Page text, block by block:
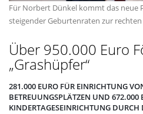
Für Norbert Dünkel kommt das neue
steigender Geburtenraten zur rechten
Über 950.000 Euro
Grashüpfer“
281.000 EURO FÜR EINRICHTUNG
BETREUUNGSPLÄTZEN UND 672.000
KINDERTAGESEINRICHTUNG DURCH